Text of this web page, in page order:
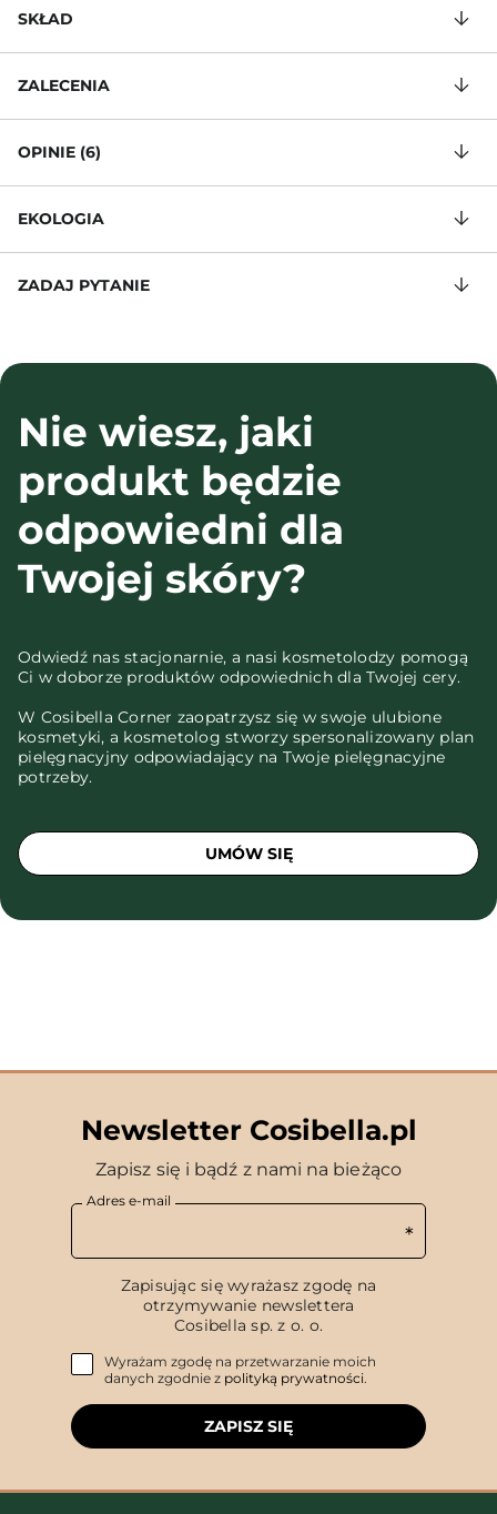
SKŁAD
ZALECENIA
OPINIE (6)
EKOLOGIA
ZADAJ PYTANIE
Nie wiesz, jaki
produkt będzie
odpowiedni dla
Twojej skóry?
Odwiedź nas stacjonarnie, a nasi kosmetolodzy pomogą
Ci w doborze produktów odpowiednich dla Twojej cery.
W Cosibella Corner zaopatrzysz się w swoje ulubione
kosmetyki, a kosmetolog stworzy spersonalizowany plan
pielęgnacyjny odpowiadający na Twoje pielęgnacyjne
potrzeby.
UMÓW SIĘ
Newsletter Cosibella.pl
Zapisz się i bądź z nami na bieżąco
Adres e-mail
Zapisując się wyrażasz zgodę na
otrzymywanie newslettera
Cosibella sp. z o. o.
Wyrażam zgodę na przetwarzanie moich
danych zgodnie z polityką prywatności.
ZAPISZ SIĘ